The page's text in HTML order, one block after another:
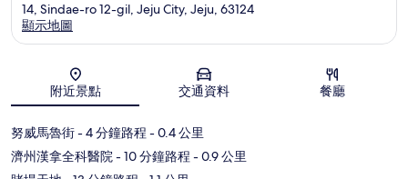
地圖
14, Sindae-ro 12-gil, Jeju City, Jeju, 63124
顯示地圖
附近景點 交通資料 餐廳
努威馬魯街- 4 分鐘路程 - 0.4 公里
濟州漢拿全科醫院- 10 分鐘路程 - 0.9 公里